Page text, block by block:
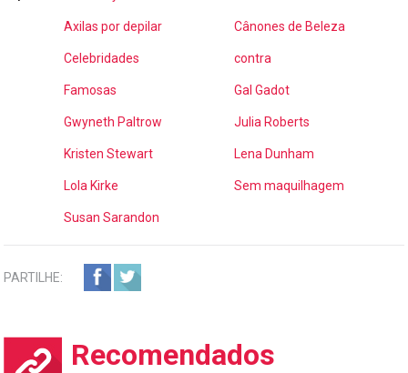
Axilas por depilar Cânones de Beleza
Celebridades contra
Famosas Gal Gadot
Gwyneth Paltrow Julia Roberts
Kristen Stewart Lena Dunham
Lola Kirke Sem maquilhagem
Susan Sarandon
PARTILHE:
Recomendados